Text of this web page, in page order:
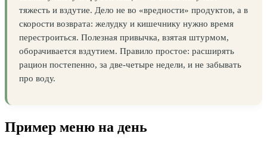
тяжесть и вздутие. Дело не во «вредности» продуктов, а в
скорости возврата: желудку и кишечнику нужно время
перестроиться. Полезная привычка, взятая штурмом,
оборачивается вздутием. Правило простое: расширять
рацион постепенно, за две-четыре недели, и не забывать
про воду.
Пример меню на день